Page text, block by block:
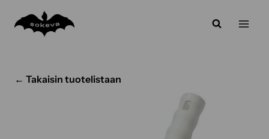
sisältöön
← Takaisin tuotelistaan